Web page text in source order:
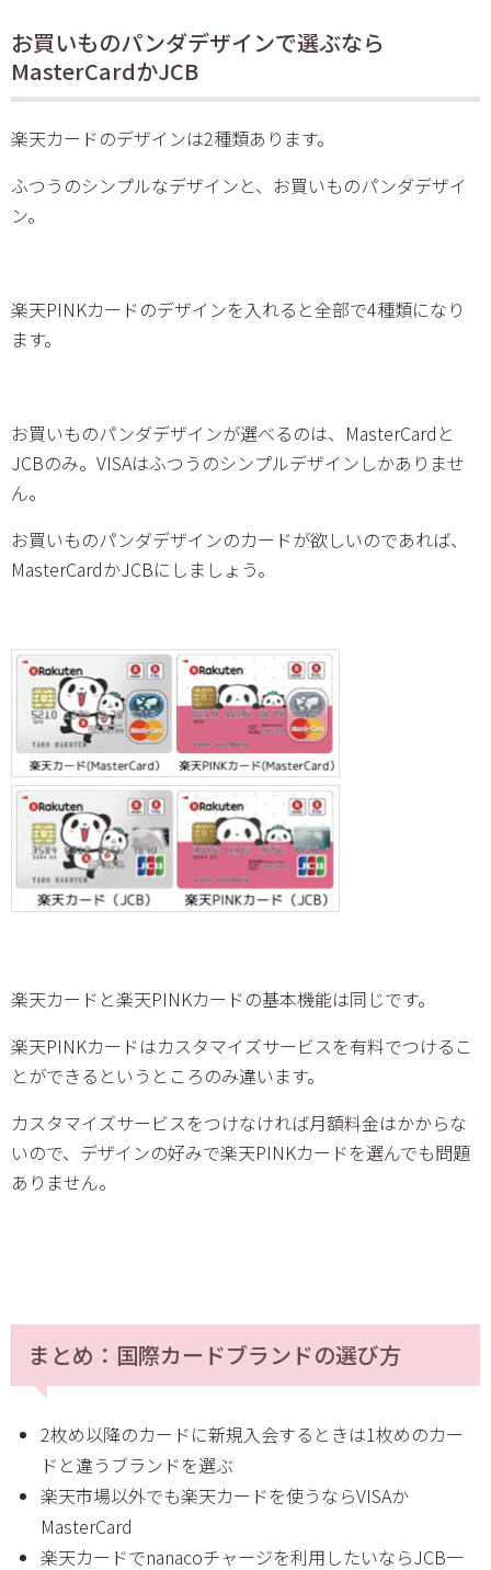
お買いものパンダデザインで選ぶなら
MasterCardかJCB
楽天カードのデザインは2種類あります。
ふつうのシンプルなデザインと、お買いものパンダデザイ
ン。
楽天PINKカードのデザインを入れると全部で4種類になり
ます。
お買いものパンダデザインが選べるのは、MasterCardと
JCBのみ。VISAはふつうのシンプルデザインしかありませ
ん。
お買いものパンダデザインのカードが欲しいのであれば、
MasterCardかJCBにしましょう。
楽天カードと楽天PINKカードの基本機能は同じです。
楽天PINKカードはカスタマイズサービスを有料でつけるこ
とができるというところのみ違います。
カスタマイズサービスをつけなければ月額料金はかからな
いので、デザインの好みで楽天PINKカードを選んでも問題
ありません。
まとめ：国際カードブランドの選び方
2枚め以降のカードに新規入会するときは1枚めのカー
ドと違うブランドを選ぶ
楽天市場以外でも楽天カードを使うならVISAか
MasterCard
楽天カードでnanacoチャージを利用したいならJCB一